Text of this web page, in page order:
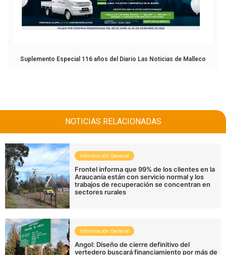
Suplemento Especial 116 años del Diario Las Noticias de Malleco
NOTICIAS RELACIONADAS
Información General
Frontel informa que 99% de los clientes en la
Araucanía están con servicio normal y los
trabajos de recuperación se concentran en
sectores rurales
Información General
Angol: Diseño de cierre definitivo del
vertedero buscará financiamiento por más de